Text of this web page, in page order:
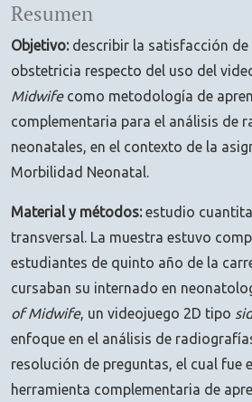
Resumen
Objetivo:describir la satisfacción de
obstetricia respecto del uso del
Midwifecomo metodología de
complementaria para el análisis de
neonatales, en el contexto de la
Morbilidad Neonatal.
Material y métodos:estudio
transversal. La muestra estuvo
estudiantes de quinto año de la
cursaban su internado en
of Midwife, un videojuego 2D tipo
enfoque en el análisis de
resolución de preguntas, el cual fue
herramienta complementaria de